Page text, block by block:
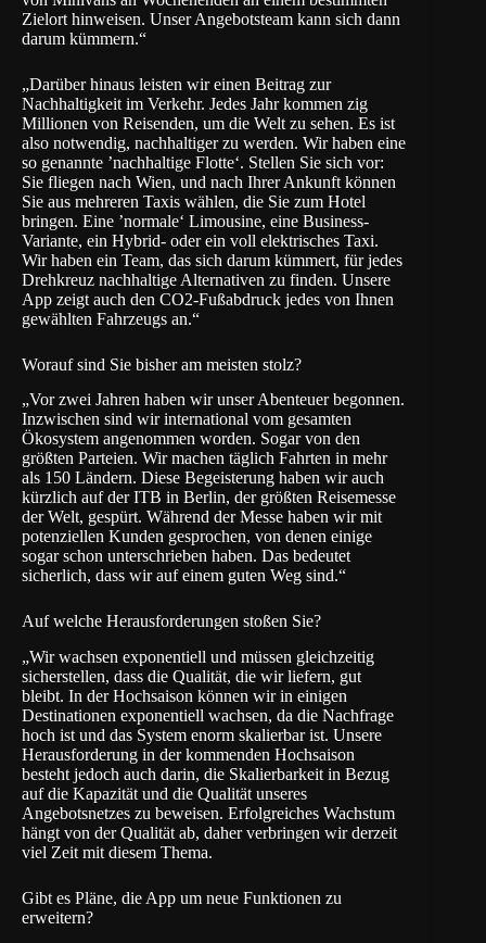
Zielort hinweisen. Unser Angebotsteam kann sich dann
darum kümmern.“
„Darüber hinaus leisten wir einen Beitrag zur
Nachhaltigkeit im Verkehr. Jedes Jahr kommen zig
Millionen von Reisenden, um die Welt zu sehen. Es ist
also notwendig, nachhaltiger zu werden. Wir haben eine
so genannte ’nachhaltige Flotte‘. Stellen Sie sich vor:
Sie fliegen nach Wien, und nach Ihrer Ankunft können
Sie aus mehreren Taxis wählen, die Sie zum Hotel
bringen. Eine ’normale‘ Limousine, eine Business-
Variante, ein Hybrid- oder ein voll elektrisches Taxi.
Wir haben ein Team, das sich darum kümmert, für jedes
Drehkreuz nachhaltige Alternativen zu finden. Unsere
App zeigt auch den CO2-Fußabdruck jedes von Ihnen
gewählten Fahrzeugs an.“
Worauf sind Sie bisher am meisten stolz?
„Vor zwei Jahren haben wir unser Abenteuer begonnen.
Inzwischen sind wir international vom gesamten
Ökosystem angenommen worden. Sogar von den
größten Parteien. Wir machen täglich Fahrten in mehr
als 150 Ländern. Diese Begeisterung haben wir auch
kürzlich auf der ITB in Berlin, der größten Reisemesse
der Welt, gespürt. Während der Messe haben wir mit
potenziellen Kunden gesprochen, von denen einige
sogar schon unterschrieben haben. Das bedeutet
sicherlich, dass wir auf einem guten Weg sind.“
Auf welche Herausforderungen stoßen Sie?
„Wir wachsen exponentiell und müssen gleichzeitig
sicherstellen, dass die Qualität, die wir liefern, gut
bleibt. In der Hochsaison können wir in einigen
Destinationen exponentiell wachsen, da die Nachfrage
hoch ist und das System enorm skalierbar ist. Unsere
Herausforderung in der kommenden Hochsaison
besteht jedoch auch darin, die Skalierbarkeit in Bezug
auf die Kapazität und die Qualität unseres
Angebotsnetzes zu beweisen. Erfolgreiches Wachstum
hängt von der Qualität ab, daher verbringen wir derzeit
viel Zeit mit diesem Thema.
Gibt es Pläne, die App um neue Funktionen zu
erweitern?